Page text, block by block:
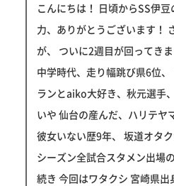
こんにちは！ 日頃からSS伊
力、ありがとうございます！
が、 ついに2週目が回ってきま
中学時代、走り幅跳び県6位、
ランとaiko大好き、秋元選手
いや 仙台の産んだ、ハリテヤ
彼女いない歴9年、 坂道オタ
シーズン全試合スタメン出場
続き 今回はワタクシ 宮崎県